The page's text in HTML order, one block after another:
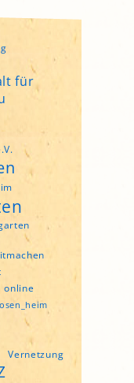
für
online
Vernetzung